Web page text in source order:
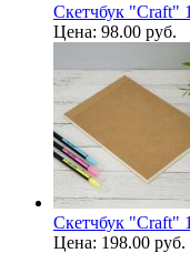
Скетчбук "Craft"
Цена: 98.00 руб.
Скетчбук "Craft"
Цена: 198.00 руб.